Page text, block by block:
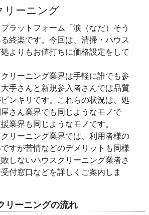
リーニング
ラットフォーム「涙（なだ）そう
終楽です。今回は、清掃・ハウス
よりもお値打ちに価格設定をして
リーニング業界は手軽に誰でも参
手さんと新規参入者さんでは品質
ンキリです。これらの状況は、処
さん業界でも同じようなモノで
業界も同じようなモノです。
リーニング業界では、利用者様の
すが苦情などのデメリットも同様
しないハウスクリーニング業者さ
付窓口などを詳しくご案内しま
リーニングの流れ